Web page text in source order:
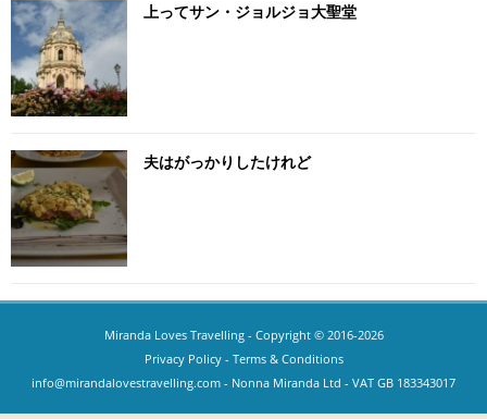
上ってサン・ジョルジョ大聖堂
夫はがっかりしたけれど
Miranda Loves Travelling- Copyright © 2016-2026
Privacy Policy- Terms & Conditions
info@mirandalovestravelling.com - Nonna Miranda Ltd - VAT GB 183343017